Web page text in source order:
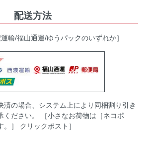
配送方法
輸/福山通運/ゆうパックのいずれか］
済の場合、システム上により同梱割り引き
ください。 ［小さなお荷物は［ネコポ
］ クリックポスト］